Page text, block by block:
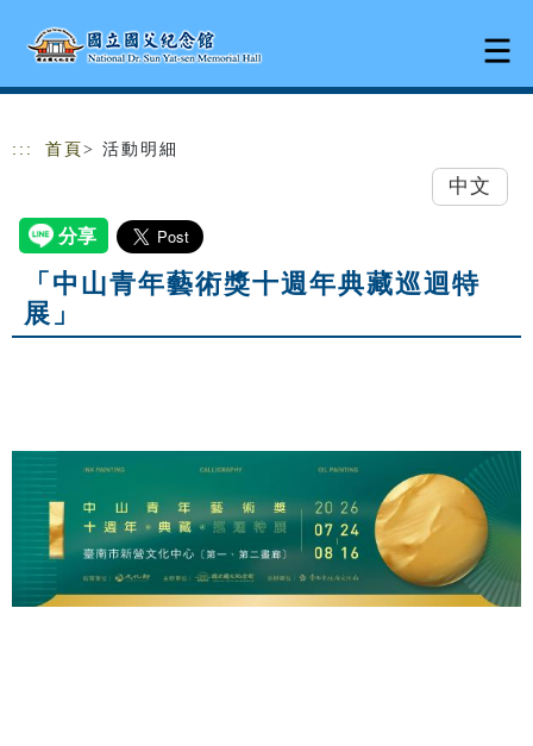
::: 首頁 > 活動明細
中文
「中山青年藝術獎十週年典藏巡迴特
展」